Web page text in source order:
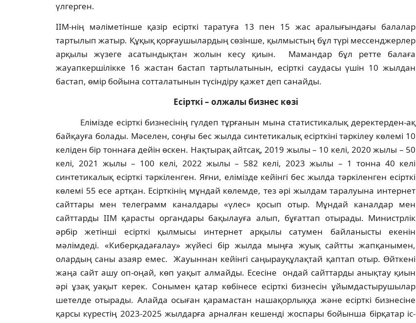
үлгерген.
ІІМ-нің мәліметінше қазір есірткі таратуға 13 пен 15 жас аралығындағы балалар
тартылып жатыр. Құқық қорғаушылардың сөзінше, қылмыстың бұл түрі мессенджерлер
арқылы жүзеге асатындықтан жолын кесу қиын. Мамандар бұл ретте балаға
жауапкершілікке 16 жастан бастап тартылатынын, есірткі саудасы үшін 10 жылдан
бастап, өмір бойына сотталатынын түсіндіру қажет деп санайды.
Есірткі – олжалы бизнес көзі
Елімізде есірткі бизнесінің гүлдеп тұрғанын мына статистикалық деректерден-ақ
байқауға болады. Мәселен, соңғы бес жылда синтетикалық есірткіні тәркілеу көлемі 10
келіден бір тоннаға дейін өскен. Нақтырақ айтсақ, 2019 жылы – 10 келі, 2020 жылы – 50
келі, 2021 жылы – 100 келі, 2022 жылы – 582 келі, 2023 жылы – 1 тонна 40 келі
синтетикалық есірткі тәркіленген. Яғни, елімізде кейінгі бес жылда тәркіленген есірткі
көлемі 55 есе артқан. Есірткінің мұндай көлемде, тез әрі жылдам таралуына интернет
сайттары мен телеграмм каналдары «үлес» қосып отыр. Мұндай каналдар мен
сайттарды ІІМ қарасты органдары бақылауға алып, бұғаттап отырады. Министрлік
әрбір жетінші есірткі қылмысы интернет арқылы сатумен байланысты екенін
мәлімдеді. «Киберқадағалау» жүйесі бір жылда мыңға жуық сайтты жапқанымен,
олардың саны азаяр емес. Жауыннан кейінгі саңырауқұлақтай қаптап отыр. Өйткені
жаңа сайт ашу оп-оңай, көп уақыт алмайды. Есесіне ондай сайттарды анықтау қиын
әрі ұзақ уақыт керек. Сонымен қатар көбінесе есірткі бизнесін ұйымдастырушылар
шетелде отырады. Алайда осыған қарамастан нашақорлыққа және есірткі бизнесіне
қарсы күрестің 2023-2025 жылдарға арналған кешенді жоспары бойынша бірқатар іс-